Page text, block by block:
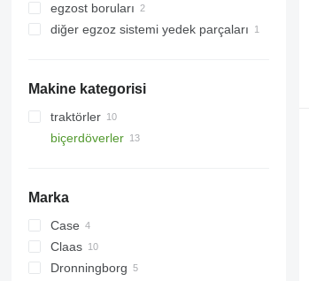
egzost boruları
diğer egzoz sistemi yedek parçaları
Makine kategorisi
traktörler
tekerlekli traktörler
biçerdöverler
Marka
2388
Case
Claas
C-series
Dronningborg